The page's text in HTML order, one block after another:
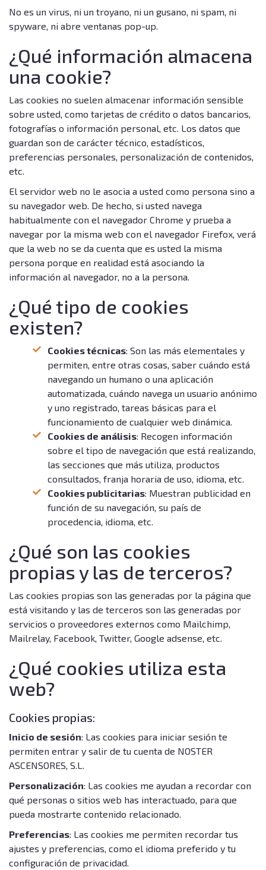
No es un virus, ni un troyano, ni un gusano, ni spam, ni
spyware, ni abre ventanas pop-up.
¿Qué información almacena
una cookie?
Las cookies no suelen almacenar información sensible
sobre usted, como tarjetas de crédito o datos bancarios,
fotografías o información personal, etc. Los datos que
guardan son de carácter técnico, estadísticos,
preferencias personales, personalización de contenidos,
etc.
El servidor web no le asocia a usted como persona sino a
su navegador web. De hecho, si usted navega
habitualmente con el navegador Chrome y prueba a
navegar por la misma web con el navegador Firefox, verá
que la web no se da cuenta que es usted la misma
persona porque en realidad está asociando la
información al navegador, no a la persona.
¿Qué tipo de cookies
existen?
Cookies técnicas: Son las más elementales y
permiten, entre otras cosas, saber cuándo está
navegando un humano o una aplicación
automatizada, cuándo navega un usuario anónimo
y uno registrado, tareas básicas para el
funcionamiento de cualquier web dinámica.
Cookies de análisis: Recogen información
sobre el tipo de navegación que está realizando,
las secciones que más utiliza, productos
consultados, franja horaria de uso, idioma, etc.
Cookies publicitarias: Muestran publicidad en
función de su navegación, su país de
procedencia, idioma, etc.
¿Qué son las cookies
propias y las de terceros?
Las cookies propias son las generadas por la página que
está visitando y las de terceros son las generadas por
servicios o proveedores externos como Mailchimp,
Mailrelay, Facebook, Twitter, Google adsense, etc.
¿Qué cookies utiliza esta
web?
Cookies propias:
Inicio de sesión: Las cookies para iniciar sesión te
permiten entrar y salir de tu cuenta de NOSTER
ASCENSORES, S.L.
Personalización: Las cookies me ayudan a recordar con
qué personas o sitios web has interactuado, para que
pueda mostrarte contenido relacionado.
Preferencias: Las cookies me permiten recordar tus
ajustes y preferencias, como el idioma preferido y tu
configuración de privacidad.